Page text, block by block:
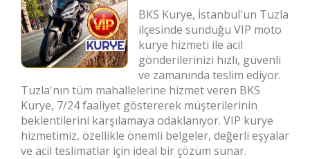
BKS Kurye, İstanbul'un Tuzla
ilçesinde sunduğu VIP moto
kurye hizmeti ile acil
gönderilerinizi hızlı, güvenli
ve zamanında teslim ediyor.
Tuzla'nın tüm mahallelerine hizmet veren BKS
Kurye, 7/24 faaliyet göstererek müşterilerinin
beklentilerini karşılamaya odaklanıyor. VIP kurye
hizmetimiz, özellikle önemli belgeler, değerli eşyalar
ve acil teslimatlar için ideal bir çözüm sunar.